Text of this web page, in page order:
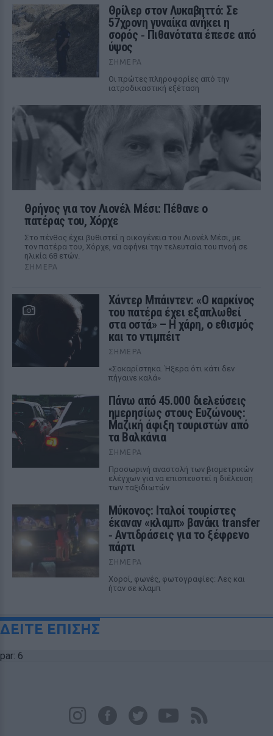
Θρίλερ στον Λυκαβηττό: Σε
57χρονη γυναίκα ανήκει η
σορός ‑ Πιθανότατα έπεσε από
ύψος
ΣΉΜΕΡΑ
Οι πρώτες πληροφορίες από την
ιατροδικαστική εξέταση
Θρήνος για τον Λιονέλ Μέσι: Πέθανε ο
πατέρας του, Χόρχε
Στο πένθος έχει βυθιστεί η οικογένεια του Λιονέλ Μέσι, με
τον πατέρα του, Χόρχε, να αφήνει την τελευταία του πνοή σε
ηλικία 68 ετών.
ΣΉΜΕΡΑ
Χάντερ Μπάιντεν: «Ο καρκίνος
του πατέρα έχει εξαπλωθεί
στα οστά» – Η χάρη, ο εθισμός
και το ντιμπέιτ
ΣΉΜΕΡΑ
«Σοκαρίστηκα. Ήξερα ότι κάτι δεν
πήγαινε καλά»
Πάνω από 45.000 διελεύσεις
ημερησίως στους Ευζώνους:
Μαζική άφιξη τουριστών από
τα Βαλκάνια
ΣΉΜΕΡΑ
Προσωρινή αναστολή των βιομετρικών
ελέγχων για να επισπευστεί η διέλευση
των ταξιδιωτών
Μύκονος: Ιταλοί τουρίστες
έκαναν «κλαμπ» βανάκι transfer
‑ Αντιδράσεις για το ξέφρενο
πάρτι
ΣΉΜΕΡΑ
Χοροί, φωνές, φωτογραφίες: Λες και
ήταν σε κλαμπ
ΔΕΙΤΕ ΕΠΙΣΗΣ
par: 6